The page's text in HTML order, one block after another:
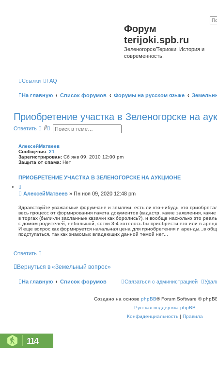
Форум
terijoki.spb.ru
Зеленогорск/Териоки. История и
современность.
Ссылки FAQ
На главную Список форумов Форумы на русском языке
Приобретение участка в Зеленогорске на
Ответить
П
с
к
Р
ш
и
р
е
ы
о
с
к
АлексейМатвеев
Сообщения: 21
Зарегистрирован: Сб янв 09, 2010 12:00 pm
Защита от спама: Нет
ПРИОБРЕТЕНИЕ УЧАСТКА В ЗЕЛЕНОГОРСКЕ НА АУКЦИОНЕ
и
т
т
а
С
о
б
щ
е
н
АлексейМатвеев » Пн ноя 09, 2020 12:48 pm
Здравствуйте уважаемые форумчане и земляки, есть ли кто-нибудь, кто
весь процесс от формирования пакета документов (кадастр, какие заявления,
в торгах (были-ли засланные казачки как боролись?), и вообще насколько это
с домом родителей, небольшой, сотки 3-4 хотелось бы приобрести его или в
И еще вопрос как формируется начальная цена для приобретения и аренды...в
подступаться, так как знакомых владеющих данной темой нет...
Ответить
Вернуться в «Земельный вопрос»
На главную Список форумов Связаться с администрацией
Создано на основе phpBB® Forum Software ©
Русская поддержка phpBB
Конфиденциальность | Правила
114